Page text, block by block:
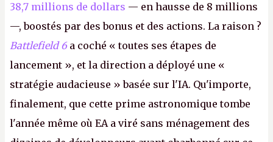
38,7 millions de dollars — en hausse de 8 millions
—, boostés par des bonus et des actions. La raison ?
Battlefield 6 a coché « toutes ses étapes de
lancement », et la direction a déployé une «
stratégie audacieuse » basée sur l'IA. Qu'importe,
finalement, que cette prime astronomique tombe
l'année même où EA a viré sans ménagement des